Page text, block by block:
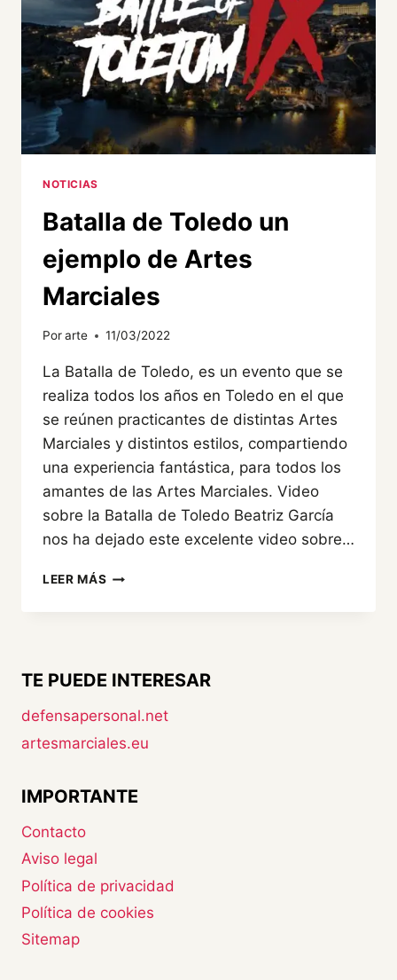
NOTICIAS
Batalla de Toledo un
ejemplo de Artes
Marciales
Porarte 11/03/2022
La Batalla de Toledo, es un evento que se
realiza todos los años en Toledo en el que
se reúnen practicantes de distintas Artes
Marciales y distintos estilos, compartiendo
una experiencia fantástica, para todos los
amantes de las Artes Marciales. Video
sobre la Batalla de Toledo Beatriz García
nos ha dejado este excelente video sobre…
LEER MÁS BATALLA
ARTES
TE PUEDE INTERESAR
defensapersonal.net
artesmarciales.eu
IMPORTANTE
Contacto
Aviso legal
Política de privacidad
Política de cookies
Sitemap